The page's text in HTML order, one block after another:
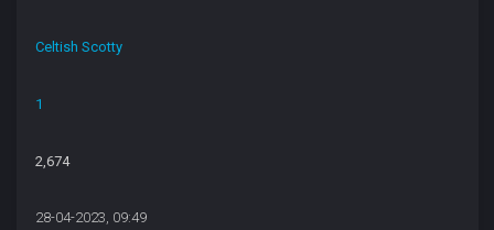
Celtish Scotty
1
2,674
28-04-2023, 09:49